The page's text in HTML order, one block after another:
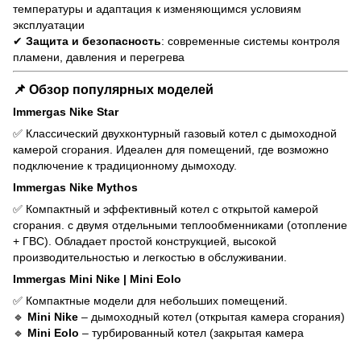
температуры и адаптация к изменяющимся условиям
эксплуатации
✔ Защита и безопасность: современные системы контроля
пламени, давления и перегрева
📌 Обзор популярных моделей
Immergas Nike Star
✅ Классический двухконтурный газовый котел с дымоходной
камерой сгорания. Идеален для помещений, где возможно
подключение к традиционному дымоходу.
Immergas Nike Mythos
✅ Компактный и эффективный котел с открытой камерой
сгорания. с двумя отдельными теплообменниками (отопление
+ ГВС). Обладает простой конструкцией, высокой
производительностью и легкостью в обслуживании.
Immergas Mini Nike | Mini Eolo
✅ Компактные модели для небольших помещений.
🔹 Mini Nike – дымоходный котел (открытая камера сгорания)
🔹 Mini Eolo – турбированный котел (закрытая камера